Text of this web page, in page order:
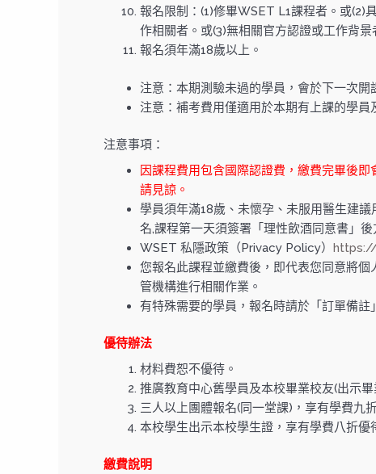
報名限制：(1)修畢WSET L1課程者。或(2)
作相關者。或(3)無相關官方認證或工作背
報名須年滿18歲以上。
注意：本期測驗未過的學員，會於下一次開
注意：補考費用僅適用於本期有上課的學員
注意事項：
因課程費用包含國際認證費，繳費完畢後
請見諒。
學員須年滿18歲、未懷孕、未服用醫生建
名,課程第一天須簽署「理性飲酒同意書」
WSET 私隱政策（Privacy Policy）
您報名此課程並繳費後，即代表您同意將
管機構進行相關作業。
有特殊需要的學員，報名時請於「訂單備註
優待辦法
材料費恕不優待。
推廣教育中心舊學員及本校畢業校友(出示
三人以上團體報名(同一堂課)，享有學費九
本校學生出示本校學生證，享有學費八折優
繳費說明